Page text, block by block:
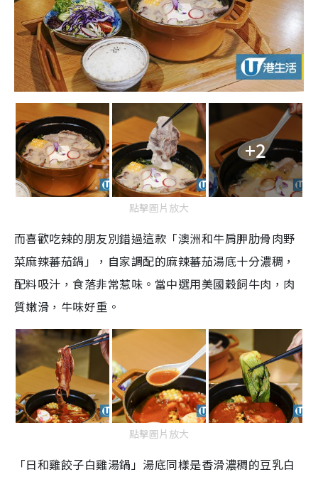
+2
點擊圖片放大
而喜歡吃辣的朋友別錯過這款「澳洲和牛肩胛肋骨肉野
菜麻辣蕃茄鍋」，自家調配的麻辣蕃茄湯底十分濃稠，
配料吸汁，食落非常惹味。當中選用美國穀飼牛肉，肉
質嫩滑，牛味好重。
點擊圖片放大
「日和雞餃子白雞湯鍋」湯底同樣是香滑濃稠的豆乳白